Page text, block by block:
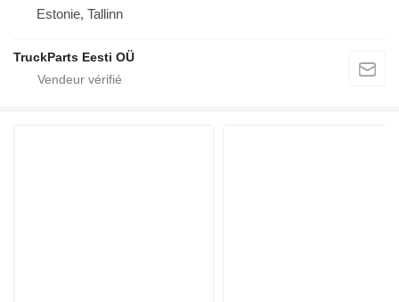
Estonie, Tallinn
TruckParts Eesti OÜ